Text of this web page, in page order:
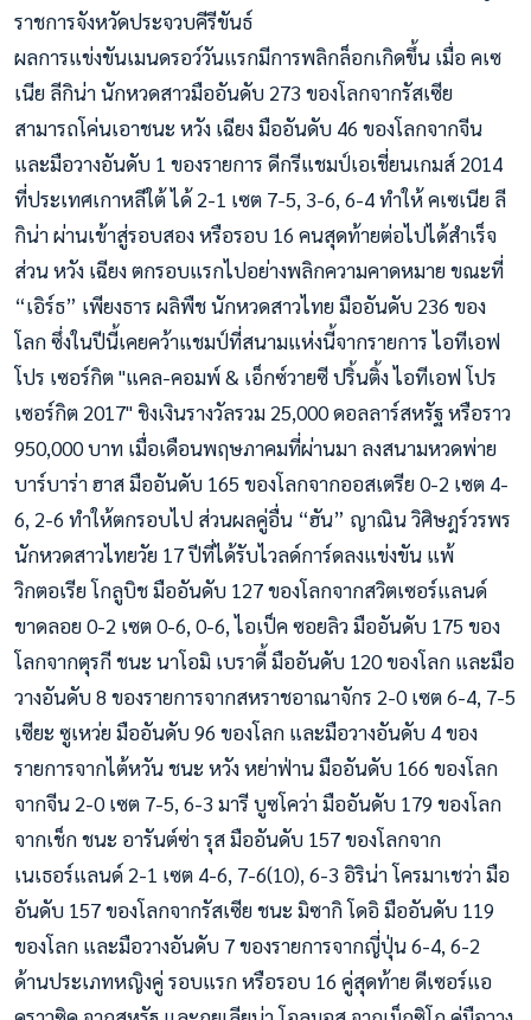
ราชการจังหวัดประจวบคีรีขันธ์
ผลการแข่งขันเมนดรอว์วันแรกมีการพลิกล็อกเกิดขึ้น เมื่อ คเซ
เนีย ลีกิน่า นักหวดสาวมืออันดับ 273 ของโลกจากรัสเซีย
สามารถโค่นเอาชนะ หวัง เฉียง มืออันดับ 46 ของโลกจากจีน
และมือวางอันดับ 1 ของรายการ ดีกรีแชมป์เอเชี่ยนเกมส์ 2014
ที่ประเทศเกาหลีใต้ ได้ 2-1 เซต 7-5, 3-6, 6-4 ทำให้ คเซเนีย ลี
กิน่า ผ่านเข้าสู่รอบสอง หรือรอบ 16 คนสุดท้ายต่อไปได้สำเร็จ
ส่วน หวัง เฉียง ตกรอบแรกไปอย่างพลิกความคาดหมาย ขณะที่
“เอิร์ธ” เพียงธาร ผลิพืช นักหวดสาวไทย มืออันดับ 236 ของ
โลก ซึ่งในปีนี้เคยคว้าแชมป์ที่สนามแห่งนี้จากรายการ ไอทีเอฟ
โปร เซอร์กิต "แคล-คอมพ์ & เอ็กซ์วายซี ปริ้นติ้ง ไอทีเอฟ โปร
เซอร์กิต 2017" ชิงเงินรางวัลรวม 25,000 ดอลลาร์สหรัฐ หรือราว
950,000 บาท เมื่อเดือนพฤษภาคมที่ผ่านมา ลงสนามหวดพ่าย
บาร์บาร่า ฮาส มืออันดับ 165 ของโลกจากออสเตรีย 0-2 เซต 4-
6, 2-6 ทำให้ตกรอบไป ส่วนผลคู่อื่น “ฮัน” ญาณิน วิศิษฎร์วรพร
นักหวดสาวไทยวัย 17 ปีที่ได้รับไวลด์การ์ดลงแข่งขัน แพ้
วิกตอเรีย โกลูบิช มืออันดับ 127 ของโลกจากสวิตเซอร์แลนด์
ขาดลอย 0-2 เซต 0-6, 0-6, ไอเป็ค ซอยลิว มืออันดับ 175 ของ
โลกจากตุรกี ชนะ นาโอมิ เบราดี้ มืออันดับ 120 ของโลก และมือ
วางอันดับ 8 ของรายการจากสหราชอาณาจักร 2-0 เซต 6-4, 7-5
เซียะ ซูเหว่ย มืออันดับ 96 ของโลก และมือวางอันดับ 4 ของ
รายการจากไต้หวัน ชนะ หวัง หย่าฟ่าน มืออันดับ 166 ของโลก
จากจีน 2-0 เซต 7-5, 6-3 มารี บูซโคว่า มืออันดับ 179 ของโลก
จากเช็ก ชนะ อารันต์ซ่า รุส มืออันดับ 157 ของโลกจาก
เนเธอร์แลนด์ 2-1 เซต 4-6, 7-6(10), 6-3 อิริน่า โครมาเชว่า มือ
อันดับ 157 ของโลกจากรัสเซีย ชนะ มิซากิ โดอิ มืออันดับ 119
ของโลก และมือวางอันดับ 7 ของรายการจากญี่ปุ่น 6-4, 6-2
ด้านประเภทหญิงคู่ รอบแรก หรือรอบ 16 คู่สุดท้าย ดีเซอร์แอ